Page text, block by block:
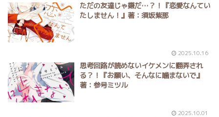
ただの友達じゃ嫌だ…？！『恋愛なんてい
たしません！』著：須坂紫那
2025.10.16
思考回路が読めないイケメンに翻弄され
る？！『お願い、そんなに噛まないで』
著：参号ミツル
2025.10.01